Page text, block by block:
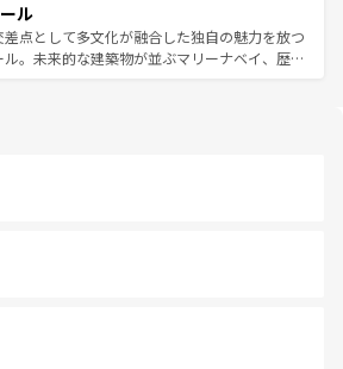
い。
は一年中温暖で、どの季節にも異なる楽しみ
る。親しみやすいタイの人々、仏教を中心とし
して多様な観光資源が、訪れる旅人を魅了し続
れても感動するはず。観光スポットが密集し
率よく見どころを回れるのも魅力。息をのむよ
ら文化的な体験まで、香港を存分に楽しみ尽く
ル
差点として多文化が融合した独自の魅力を放つ
ル。未来的な建築物が並ぶマリーナベイ、歴史
ズは地元の風情を楽しめる外せないスポット